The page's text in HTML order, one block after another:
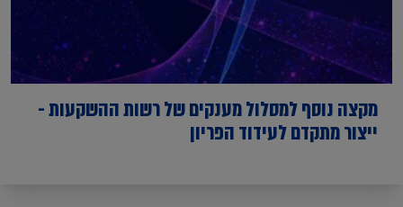
מקצה נוסף למסלול מענקים של רשות ההשקעות -
ייצור מתקדם לעידוד הפריון